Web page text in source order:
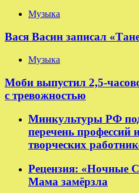
Музыка
Вася Васин записал
Музыка
Моби выпустил 2,5-
с тревожностью
Минкультуры РФ
перечень профессий
творческих
Рецензия: «Ночные
Мама замёрзла